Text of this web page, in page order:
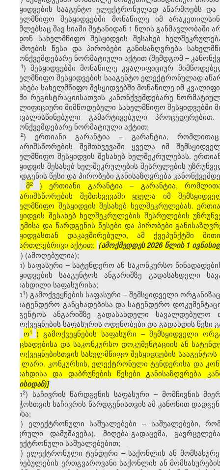
შესყიდვების სააგენტო ელექტრონულად აწარმოებს
სახელმწიფო შესყიდვებში მონაწილე იმ
რომლებსაც შავ სიაში შეტანიდან 1 წლის
დადონ სახელმწიფო შესყიდვის შესახებ
წარმოების წესი და პირობები განისაზღვრება
კანონქვემდებარე ნორმატიული აქტით (შემდგომ –
​1) შესყიდვებში მონაწილე კვალიფიციურ
სახელმწიფო შესყიდვების სააგენტო ელექტრონულად
აისახება სახელმწიფო შესყიდვებში მონაწილე იმ
სიაში რეგისტრაციისათვის კანონქვემდებარე
კვალიფიციური მიმწოდებელი სახელმწიფო
გათვალისწინებული გამარტივებული
კანონქვემდებარე ნორმატიული აქტით;
​2) ერთიანი გარანტია – გარანტია, რომლითაც
ანგარიშსწორების შემთხვევაში ყველა იმ
სახელმწიფო შესყიდვის შესახებ ხელშეკრულებას.
შესყიდვის შესახებ ხელშეკრულების შესრულების
წარდგენის წესი და პირობები განისაზღვრება
მ​2
) ერთიანი გარანტია – გარანტია,
ანგარიშსწორების შემთხვევაში ყველა იმ
სახელმწიფო შესყიდვის შესახებ ხელშეკრულებას.
შესყიდვის შესახებ ხელშეკრულების შესრულების
გაცემისა და წარდგენის წესები და პირობები
შესყიდვასთან დაკავშირებული, ამ ქვეპუნქტში
სამართლებრივი აქტით; (ამოქმედდეს 2026 წლის 1
ნ) (ამოღებულია);
ო) საფასური – სატენდერო ან საკონკურსო
შესყიდვების სააგენტოს ანგარიშზე
გადახდილი საფასურისა;
ო​1) გამოქვეყნების საფასური – შემსყიდველი
ან სატენდერო განცხადებისა და სატენდერო
სააგენტოს ანგარიშზე გადასახდელი
გამოქვეყნების საფასურის ოდენობები და გადახდის
ო​1
) გამოქვეყნების საფასური – შემსყიდველი
განცხადებისა და საკონკურსო დოკუმენტაციის ან
გამოქვეყნებისთვის სახელმწიფო შესყიდვების
100 ლარი. კონკურსის, ელექტრონული ტენდერისა და
გადახდისა და დაბრუნების წესები განისაზღვრება
ივნისიდან)]
ო​​2) საჩივრის წარდგენის საფასური – მომჩივნის
საბჭოსთვის საჩივრის წარდგენისთვის ამ კანონით
თანხა;
პ) ელექტრონული საშუალებები – საშუალებები,
ციფრული დამუშავება), მიღება-გადაცემა,
ელექტრონული საშუალებებით;
ჟ) ელექტრონული ტენდერი – საქონლის ან
ღირებულების ერთგვაროვანი საქონლის ან